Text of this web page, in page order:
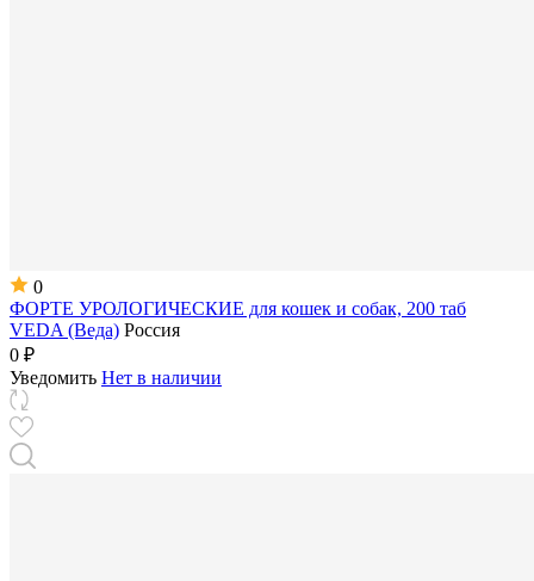
0
ФОРТЕ УРОЛОГИЧЕСКИЕ для кошек и собак, 200 таб
VEDA (Веда) Россия
0 ₽
Уведомить Нет в наличии